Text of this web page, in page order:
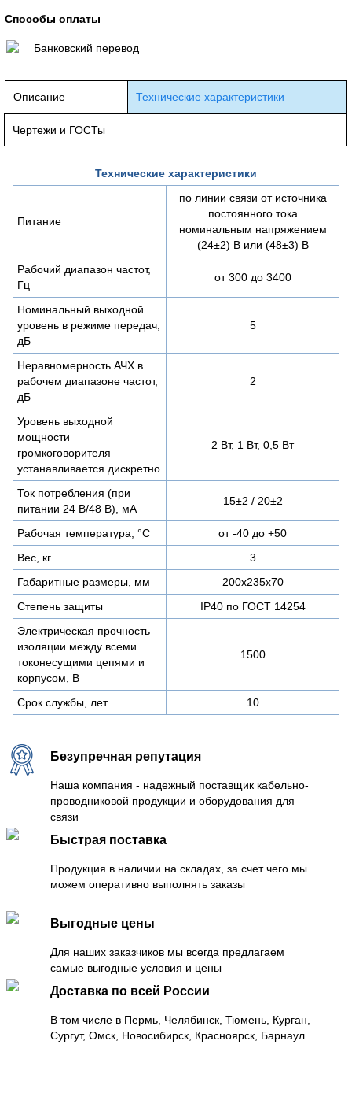
Способы оплаты
Банковский перевод
Описание Технические характеристики
Чертежи и ГОСТы
Технические характеристики
Питание
по линии связи от источника
постоянного тока
номинальным напряжением
(24±2) В или (48±3) В
Рабочий диапазон частот,
Гц
от 300 до 3400
Номинальный выходной
уровень в режиме передач,
дБ
5
Неравномерность АЧХ в
рабочем диапазоне частот,
дБ
2
Уровень выходной
мощности
громкоговорителя
устанавливается дискретно
2 Вт, 1 Вт, 0,5 Вт
Ток потребления (при
питании 24 В/48 В), мА
15±2 / 20±2
Рабочая температура, °С
от -40 до +50
Вес, кг
3
Габаритные размеры, мм
200х235х70
Степень защиты
IP40 по ГОСТ 14254
Электрическая прочность
изоляции между всеми
токонесущими цепями и
корпусом, В
1500
Срок службы, лет 10
Безупречная репутация
Наша компания - надежный поставщик кабельно-
проводниковой продукции и оборудования для
связи
Быстрая поставка
Продукция в наличии на складах, за счет чего мы
можем оперативно выполнять заказы
Выгодные цены
Для наших заказчиков мы всегда предлагаем
самые выгодные условия и цены
Доставка по всей России
В том числе в Пермь, Челябинск, Тюмень, Курган,
Сургут, Омск, Новосибирск, Красноярск, Барнаул